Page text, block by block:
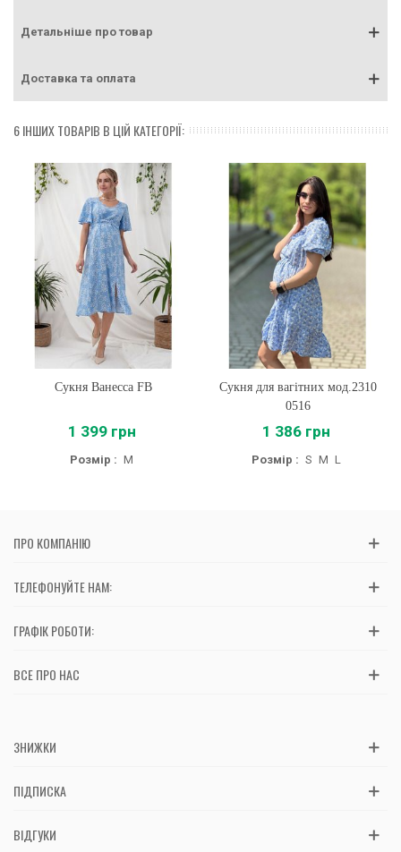
Детальніше про товар
Доставка та оплата
6 ІНШИХ ТОВАРІВ В ЦІЙ КАТЕГОРІЇ:
Сукня Ванесса FB
1 399 грн
Розмір : M
Сукня для вагітних мод.2310
0516
1 386 грн
Розмір : S M L
ПРО КОМПАНІЮ
ТЕЛЕФОНУЙТЕ НАМ:
ГРАФІК РОБОТИ:
ВСЕ ПРО НАС
ЗНИЖКИ
ПІДПИСКА
ВІДГУКИ